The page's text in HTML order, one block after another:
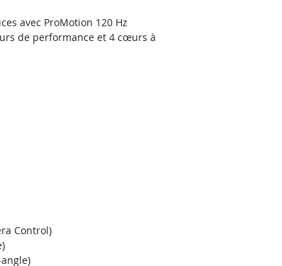
avec ProMotion 120 Hz
de performance et 4 cœurs à
Control)